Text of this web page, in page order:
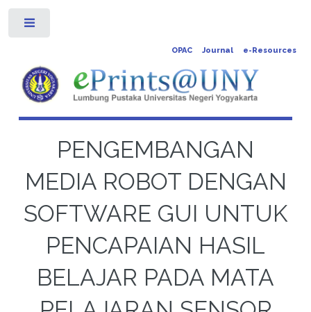
OPAC Journal e-Resources
PENGEMBANGAN
MEDIA ROBOT DENGAN
SOFTWARE GUI UNTUK
PENCAPAIAN HASIL
BELAJAR PADA MATA